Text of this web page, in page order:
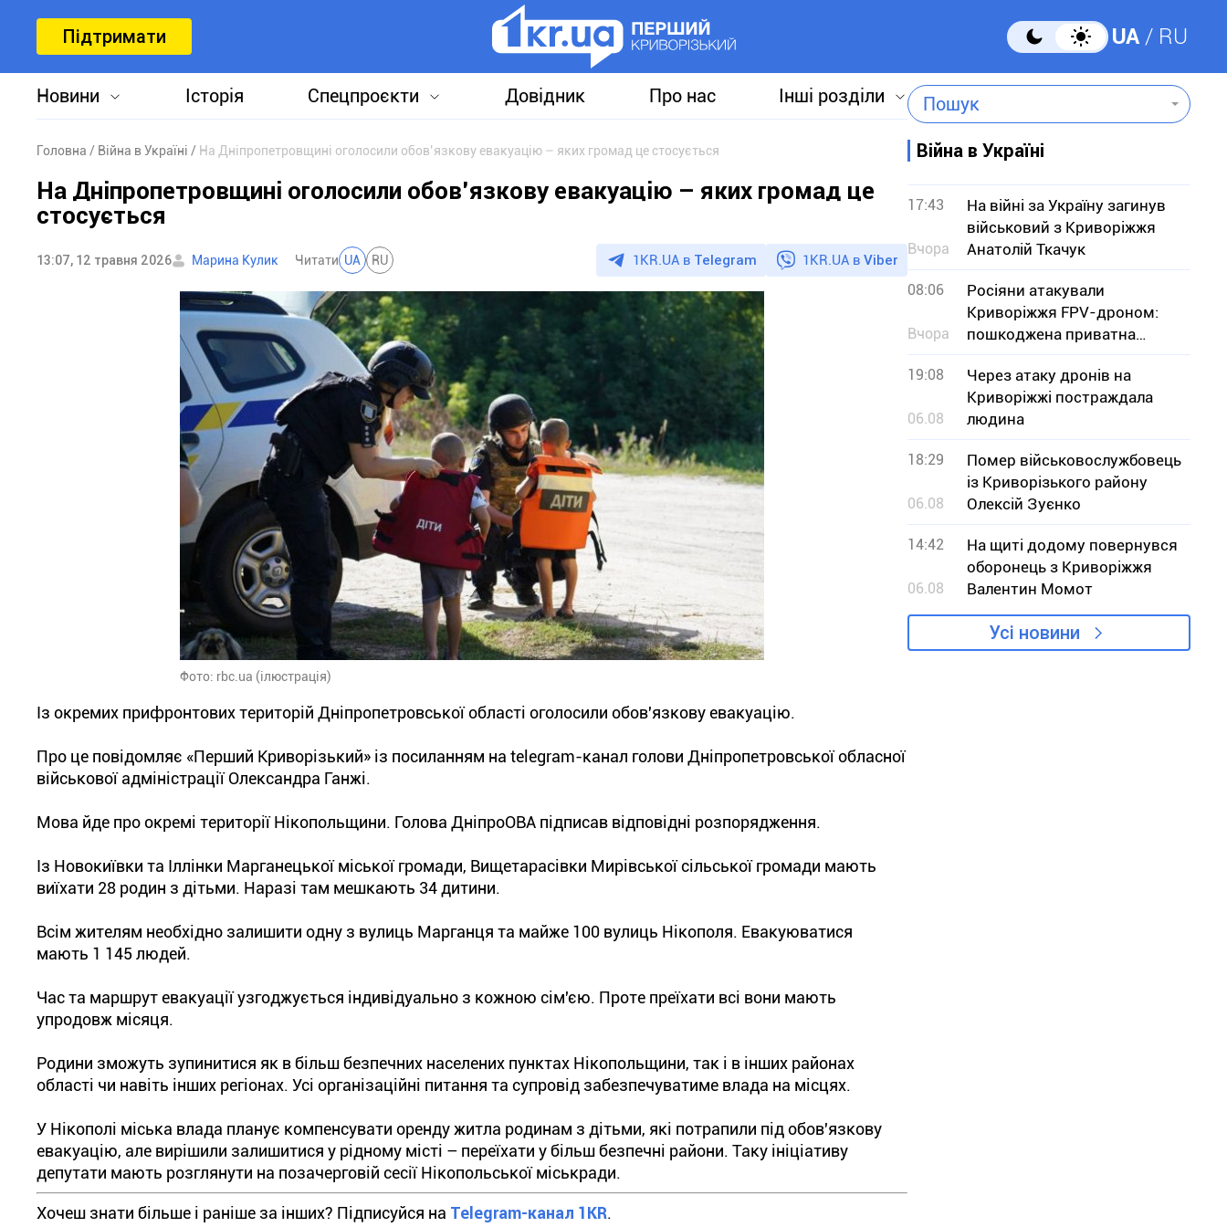
Підтримати UA RU
Новини Історія Спецпроєкти Довідник Про нас Інші розділи Пошук
Головна Війна в Україні На Дніпропетровщині оголосили обов’язкову евакуацію – яких громад це стосується
На Дніпропетровщині оголосили обов’язкову евакуацію – яких громад це
стосується
13:07, 12 травня 2026 Марина Кулик Читати UA RU 1KR.UA в Telegram 1KR.UA в Viber
Фото: rbc.ua (ілюстрація)
Із окремих прифронтових територій Дніпропетровської області оголосили обов'язкову евакуацію.
Про це повідомляє «Перший Криворізький» із посиланням на telegram-канал голови Дніпропетровської обласної
військової адміністрації Олександра Ганжі.
Мова йде про окремі території Нікопольщини. Голова ДніпроОВА підписав відповідні розпорядження.
Із Новокиївки та Іллінки Марганецької міської громади, Вищетарасівки Мирівської сільської громади мають
виїхати 28 родин з дітьми. Наразі там мешкають 34 дитини.
Всім жителям необхідно залишити одну з вулиць Марганця та майже 100 вулиць Нікополя. Евакуюватися
мають 1 145 людей.
Час та маршрут евакуації узгоджується індивідуально з кожною сім'єю. Проте преїхати всі вони мають
упродовж місяця.
Родини зможуть зупинитися як в більш безпечних населених пунктах Нікопольщини, так і в інших районах
області чи навіть інших регіонах. Усі організаційні питання та супровід забезпечуватиме влада на місцях.
У Нікополі міська влада планує компенсувати оренду житла родинам з дітьми, які потрапили під обов'язкову
евакуацію, але вирішили залишитися у рідному місті – переїхати у більш безпечні райони. Таку ініціативу
депутати мають розглянути на позачерговій сесії Нікопольської міськради.
Хочеш знати більше і раніше за інших? Підписуйся на Telegram-канал 1KR.
Війна в Україні
17:43
Вчора
На війні за Україну загинув
військовий з Криворіжжя
Анатолій Ткачук
08:06
Вчора
Росіяни атакували
Криворіжжя FPV-дроном:
пошкоджена приватна
оселя
19:08
06.08
Через атаку дронів на
Криворіжжі постраждала
людина
18:29
06.08
Помер військовослужбовець
із Криворізького району
Олексій Зуєнко
14:42
06.08
На щиті додому повернувся
оборонець з Криворіжжя
Валентин Момот
Усі новини